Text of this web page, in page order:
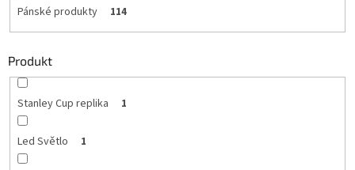
Pánské produkty 114
Produkt
Stanley Cup replika 1
Led Světlo 1